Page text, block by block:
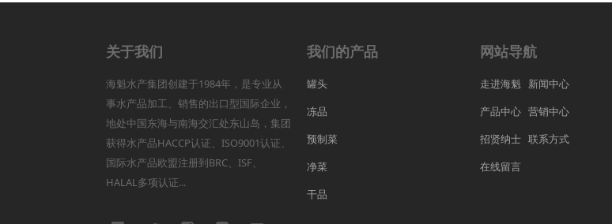
关于我们
海魁水产集团创建于1984年，是专业从
事水产品加工、销售的出口型国际企业，
地处中国东海与南海交汇处东山岛，集团
获得水产品HACCP认证、ISO9001认证、
国际水产品欧盟注册到BRC、ISF、
HALAL多项认证...
我们的产品
罐头
冻品
预制菜
净菜
干品
网站导航
走进海魁 新闻中心
产品中心 营销中心
招贤纳士 联系方式
在线留言